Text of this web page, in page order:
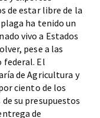
de estar libre de la
ha tenido un
vivo a Estados
pese a las
federal. El
de Agricultura y
ciento de los
su presupuestos
de